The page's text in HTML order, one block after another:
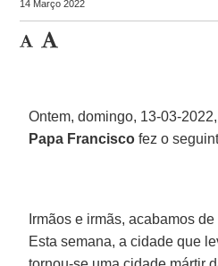
14 Março 2022
Ontem, domingo, 13-03-
Papa Francisco fez o
Irmãos e irmãs, acabamos
Esta semana, a cidade que